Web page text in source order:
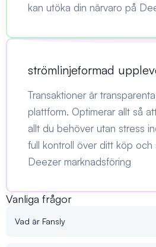
kan utöka din närvaro på
strömlinjeformad
Transaktioner är
plattform. Optimerar allt så
allt du behöver utan stress
full kontroll över ditt köp och
Deezer marknadsföring
Vanliga frågor
Vad är Fansly